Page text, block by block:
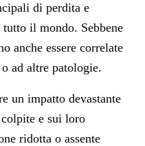
di perdita e
il mondo. Sebbene
anche essere correlate
ad altre patologie.
un impatto devastante
e sui loro
ridotta o assente